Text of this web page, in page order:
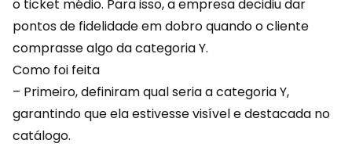
o ticket médio. Para isso, a empresa decidiu dar
pontos de fidelidade em dobro quando o cliente
comprasse algo da categoria Y.
Como foi feita
– Primeiro, definiram qual seria a categoria Y,
garantindo que ela estivesse visível e destacada no
catálogo.